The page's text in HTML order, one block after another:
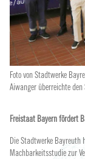
Foto von Stadtwerke
Aiwanger überreichte
Freistaat Bayern fördert
Die Stadtwerke Bayreuth
Machbarkeitsstudie zur